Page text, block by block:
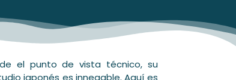
el punto de vista técnico, su
japonés es innegable. Aquí es